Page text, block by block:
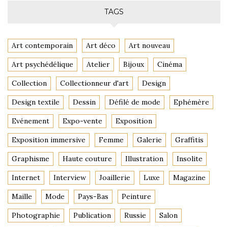
TAGS
Art contemporain Art déco Art nouveau
Art psychédélique Atelier Bijoux Cinéma
Collection Collectionneur d'art Design
Design textile Dessin Défilé de mode Ephémère
Evénement Expo-vente Exposition
Exposition immersive Femme Galerie Graffitis
Graphisme Haute couture Illustration Insolite
Internet Interview Joaillerie Luxe Magazine
Maille Mode Pays-Bas Peinture
Photographie Publication Russie Salon